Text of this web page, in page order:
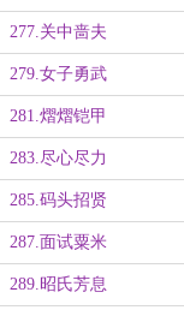
277.关中啬夫
279.女子勇武
281.熠熠铠甲
283.尽心尽力
285.码头招贤
287.面试粟米
289.昭氏芳息